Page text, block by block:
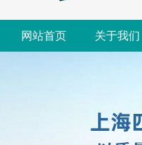
网站首页 关于我们